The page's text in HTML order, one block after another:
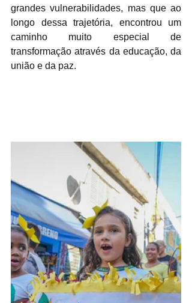
grandes vulnerabilidades, mas que ao
longo dessa trajetória, encontrou um
caminho muito especial de
transformação através da educação, da
união e da paz.